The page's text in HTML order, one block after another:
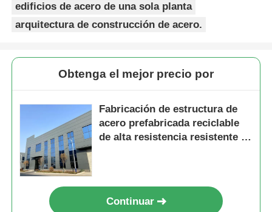
edificios de acero de una sola planta
arquitectura de construcción de acero.
Obtenga el mejor precio por
Fabricación de estructura de
acero prefabricada reciclable
de alta resistencia resistente a
Continuar